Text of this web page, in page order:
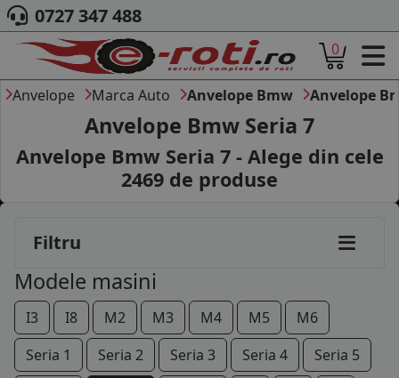
ACASA
DESPRE NOI
ANVELOPE
AUTO
CAMION
MOTO
MARCA AUTO
BLOG
B2B - COLABORARE COMPANII
CONT
0727 347 488
0
Anvelope Marca Auto Anvelope Bmw Anvelope
Anvelope Bmw Seria 7
Anvelope Bmw Seria 7 - Alege din cele
2469 de produse
Filtru
Modele masini
I3 I8 M2 M3 M4 M5
M6
Seria 1
Seria 2 Seria 3 Seria 4
Seria 5